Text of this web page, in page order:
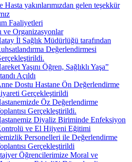
Hasta yakınlarımızdan gelen teşekkür
Faaliyetleri
ve Organizasyonlar
İl Sağlık Müdürlüğü tarafından
Değerlendirmesi
Yaşını Öğren, Sağlıklı Yaşa”
Açıldı
Dostu Hastane Ön Değerlendirme
Gerçekleştirildi
Öz Değerlendirme
Gerçekleştirildi.
Diyaliz Biriminde Enfeksiyon
ve El Hijyeni Eğitimi
Personelleri ile Değerlendirme
Gerçekleştirildi
Öğrencilerimize Moral ve